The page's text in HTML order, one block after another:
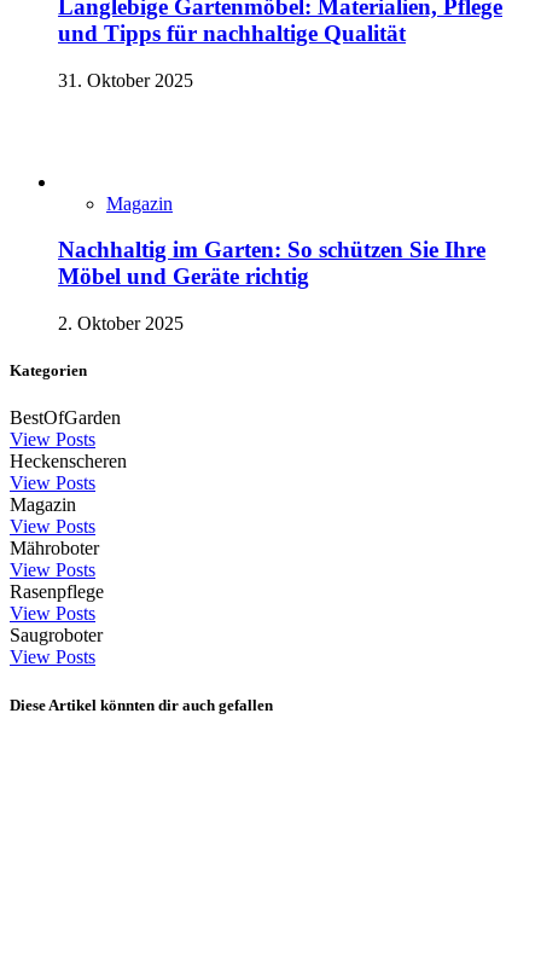
Langlebige Gartenmöbel: Materialien, Pflege
und Tipps für nachhaltige Qualität
31. Oktober 2025
Magazin
Nachhaltig im Garten: So schützen Sie Ihre
Möbel und Geräte richtig
2. Oktober 2025
Kategorien
BestOfGarden
View Posts
Heckenscheren
View Posts
Magazin
View Posts
Mähroboter
View Posts
Rasenpflege
View Posts
Saugroboter
View Posts
Diese Artikel könnten dir auch gefallen